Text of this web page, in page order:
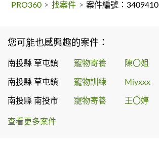
PRO360 > 找案件 > 案件編號：3409410
您可能也感興趣的案件：
南投縣 草屯鎮 寵物寄養 陳〇姐
南投縣 草屯鎮 寵物訓練 Miyxxx
南投縣 南投市 寵物寄養 王〇婷
查看更多案件